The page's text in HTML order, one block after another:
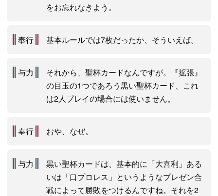
をお忘れなきよう。
奉行 基本ルールでは7枚だったか、そういえば。
与力
それから、聖杯カードなんですが。『拡張』
の目玉の1つであろう黒い聖杯カード、これ
は2人プレイの場合には使いません。
奉行 おや、なぜ。
与力
黒い聖杯カードは、基本的に「大喜利」ある
いは「口プロレス」というようなプレゼン合
戦によって勝敗をつけるんですね。それを2